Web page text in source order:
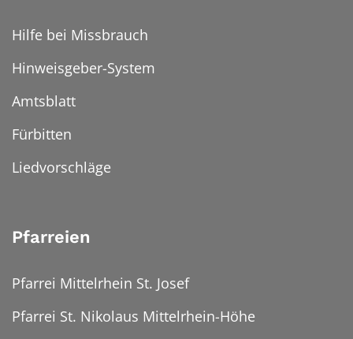
Hilfe bei Missbrauch
Hinweisgeber-System
Amtsblatt
Fürbitten
Liedvorschläge
Pfarreien
Pfarrei Mittelrhein St. Josef
Pfarrei St. Nikolaus Mittelrhein-Höhe